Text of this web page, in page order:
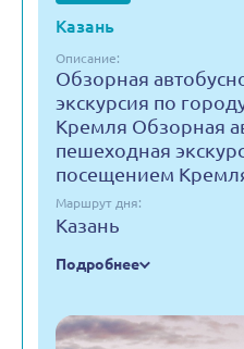
Казань
Описание:
Обзорная
экскурсия по
Кремля Обзорная
пешеходная
посещением
Маршрут дня:
Казань
Подробнее